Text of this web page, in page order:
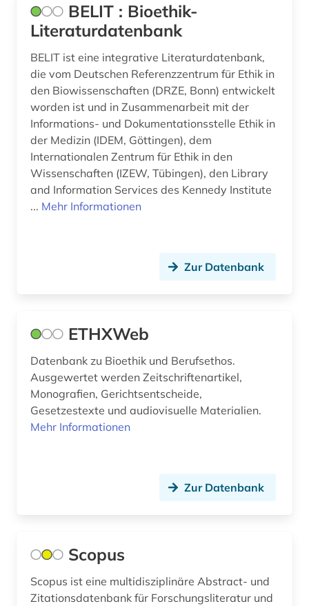
BELIT : Bioethik-
Literaturdatenbank
BELIT ist eine integrative Literaturdatenbank,
die vom Deutschen Referenzzentrum für Ethik in
den Biowissenschaften (DRZE, Bonn) entwickelt
worden ist und in Zusammenarbeit mit der
Informations- und Dokumentationsstelle Ethik in
der Medizin (IDEM, Göttingen), dem
Internationalen Zentrum für Ethik in den
Wissenschaften (IZEW, Tübingen), den Library
and Information Services des Kennedy Institute
... Mehr Informationen
Zur Datenbank
ETHXWeb
Datenbank zu Bioethik und Berufsethos.
Ausgewertet werden Zeitschriftenartikel,
Monografien, Gerichtsentscheide,
Gesetzestexte und audiovisuelle Materialien.
Mehr Informationen
Zur Datenbank
Scopus
Scopus ist eine multidisziplinäre Abstract- und
Zitationsdatenbank für Forschungsliteratur und